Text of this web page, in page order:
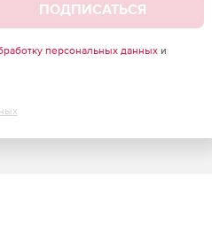
ПОДПИСАТЬСЯ
персональных данныхи